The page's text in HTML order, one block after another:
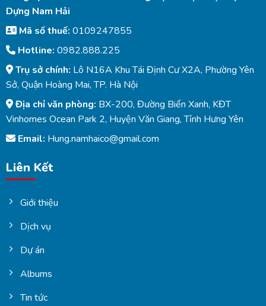
Dựng Nam Hải
Mã số thuế: 0109247855
Hotline: 0982.888.225
Trụ sở chính: Lô N16A Khu Tái Định Cư X2A, Phường Yên
Sở, Quận Hoàng Mai, TP. Hà Nội
Địa chỉ văn phòng: BX-200, Đường Biển Xanh, KĐT
Vinhomes Ocean Park 2, Huyện Văn Giang, Tỉnh Hưng Yên
Email: Hung.namhaico@gmail.com
Liên Kết
Giới thiệu
Dịch vụ
Dự án
Albums
Tin tức